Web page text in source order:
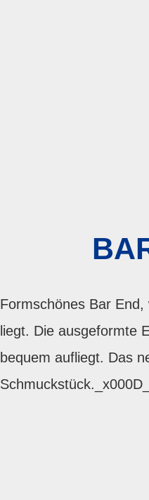
Formschönes Bar
liegt. Die ausgeformte
bequem aufliegt. Das